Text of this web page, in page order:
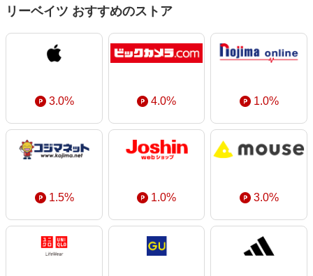
エンタメ
スポーツ・アウトドア・ゴルフ
インテリア・寝具
旅行・レジャー・ホテル予約
生活・お役立ち
金融・マネー・保険
ビジネス・その他サービス
楽天サービス特集
わくわく夏特集
Apple公式サイト×楽天カード分割払い
Qoo10メガポ
Samsung ボーナスキャンペーン
リーベイツ おすすめのストア
3.0% 4.0% 1.0%
1.5% 1.0% 3.0%